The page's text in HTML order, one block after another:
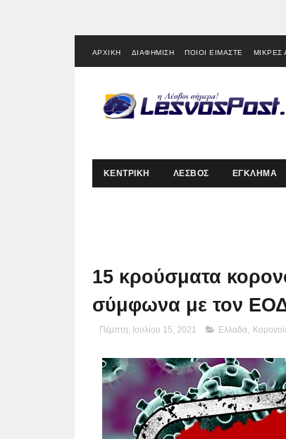
ΑΡΧΙΚΗ ΔΙΑΦΗΜΙΣΗ ΠΟΙΟΙ ΕΙΜΑΣΤΕ ΜΙΚΡΕΣ
ΚΕΝΤΡΙΚΗ ΛΕΣΒΟΣ ΕΓΚΛΗΜΑ
15 κρούσματα
σύμφωνα με τον
Πέμπτη, Ιουλίου 15, 2021 Ελλαδα,